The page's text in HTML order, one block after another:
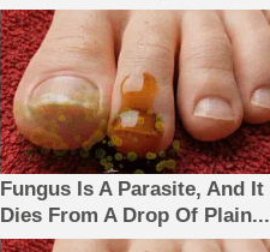
Fungus Is A Parasite, And It
Dies From A Drop Of Plain...